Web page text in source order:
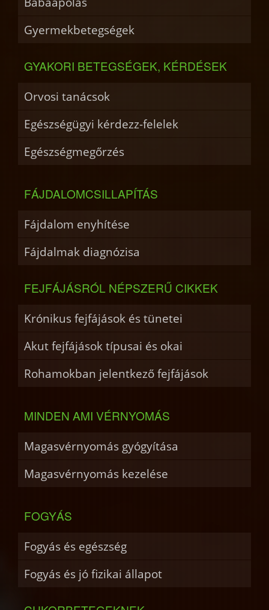
Gyermekbetegségek
GYAKORI BETEGSÉGEK, KÉRDÉSEK
Orvosi tanácsok
Egészségügyi kérdezz-felelek
Egészségmegőrzés
FÁJDALOMCSILLAPÍTÁS
Fájdalom enyhítése
Fájdalmak diagnózisa
FEJFÁJÁSRÓL NÉPSZERŰ CIKKEK
Krónikus fejfájások és tünetei
Akut fejfájások típusai és okai
Rohamokban jelentkező fejfájások
MINDEN AMI VÉRNYOMÁS
Magasvérnyomás gyógyítása
Magasvérnyomás kezelése
FOGYÁS
Fogyás és egészség
Fogyás és jó fizikai állapot